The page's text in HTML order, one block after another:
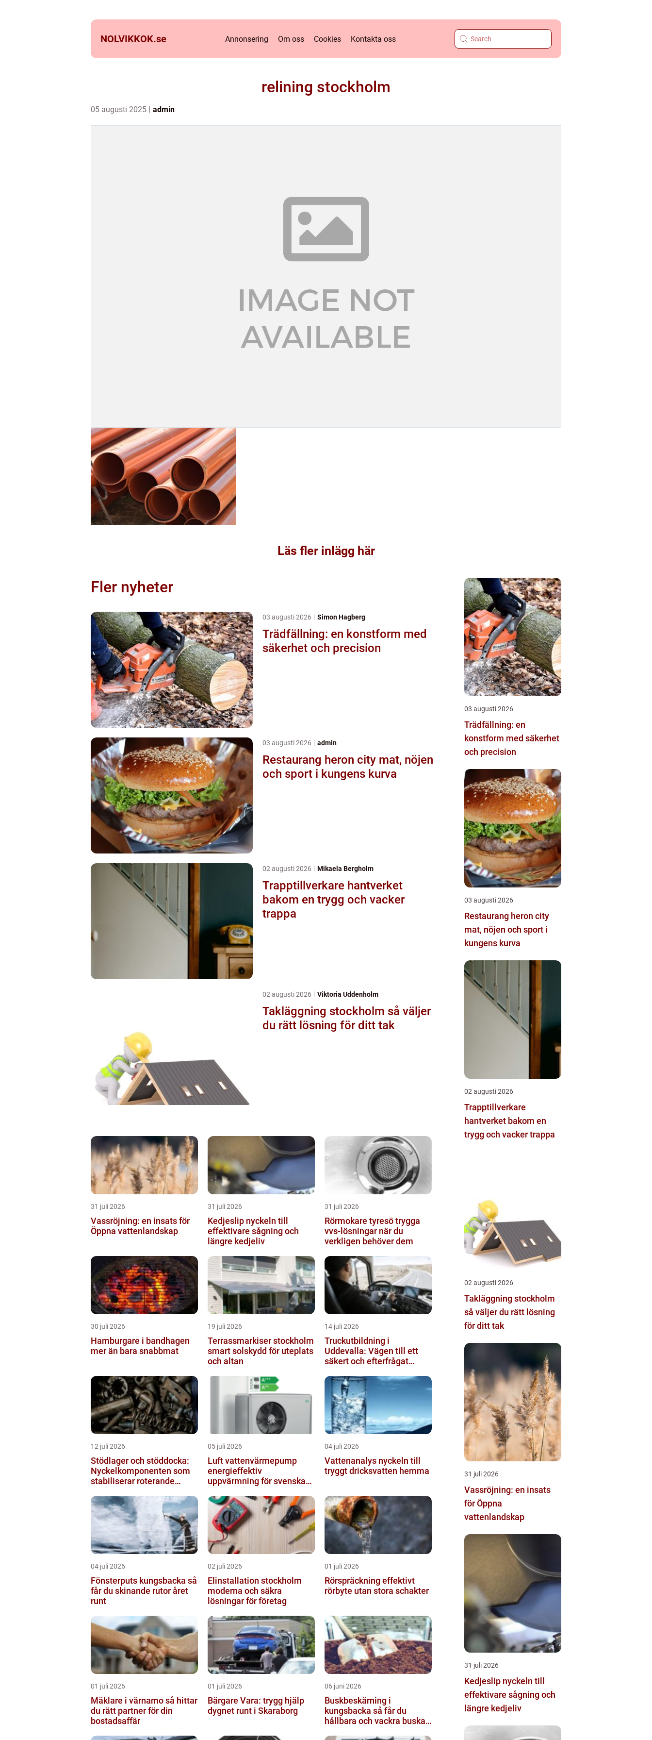
NOLVIKKOK.se Annonsering Om oss Cookies Kontakta oss
relining stockholm
05 augusti 2025 admin
Läs fler inlägg här
Fler nyheter
03 augusti 2026 Simon Hagberg
Trädfällning: en konstform med
säkerhet och precision
03 augusti 2026 admin
Restaurang heron city mat, nöjen
och sport i kungens kurva
02 augusti 2026 Mikaela Bergholm
Trapptillverkare hantverket
bakom en trygg och vacker
trappa
02 augusti 2026 Viktoria Uddenholm
Takläggning stockholm så väljer
du rätt lösning för ditt tak
31 juli 2026
Vassröjning: en insats för
Öppna vattenlandskap
31 juli 2026
Kedjeslip nyckeln till
effektivare sågning och
längre kedjeliv
31 juli 2026
Rörmokare tyresö trygga
vvs-lösningar när du
verkligen behöver dem
30 juli 2026
Hamburgare i bandhagen
mer än bara snabbmat
19 juli 2026
Terrassmarkiser stockholm
smart solskydd för uteplats
och altan
14 juli 2026
Truckutbildning i
Uddevalla: Vägen till ett
säkert och efterfrågat
12 juli 2026
Stödlager och stöddocka:
Nyckelkomponenten som
stabiliserar roterande
05 juli 2026
Luft vattenvärmepump
energieffektiv
uppvärmning för svenska
04 juli 2026
Vattenanalys nyckeln till
tryggt dricksvatten hemma
04 juli 2026
Fönsterputs kungsbacka så
får du skinande rutor året
runt
02 juli 2026
Elinstallation stockholm
moderna och säkra
lösningar för företag
01 juli 2026
Rörspräckning effektivt
rörbyte utan stora schakter
01 juli 2026
Mäklare i värnamo så hittar
du rätt partner för din
bostadsaffär
01 juli 2026
Bärgare Vara: trygg hjälp
dygnet runt i Skaraborg
06 juni 2026
Buskbeskärning i
kungsbacka så får du
hållbara och vackra buskar
03 augusti 2026
Trädfällning: en
konstform med säkerhet
och precision
03 augusti 2026
Restaurang heron city
mat, nöjen och sport i
kungens kurva
02 augusti 2026
Trapptillverkare
hantverket bakom en
trygg och vacker trappa
02 augusti 2026
Takläggning stockholm
så väljer du rätt lösning
för ditt tak
31 juli 2026
Vassröjning: en insats
för Öppna
vattenlandskap
31 juli 2026
Kedjeslip nyckeln till
effektivare sågning och
längre kedjeliv